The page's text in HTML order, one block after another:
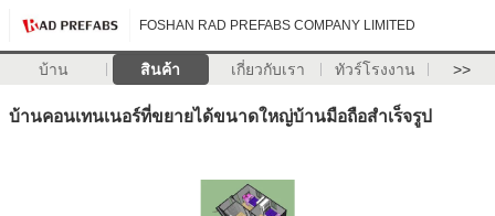
FOSHAN RAD PREFABS COMPANY LIMITED
บ้าน สินค้า เกี่ยวกับเรา ทัวร์โรงงาน >>
บ้านคอนเทนเนอร์ที่ขยายได้ขนาดใหญ่บ้านมือถือสำเร็จรูป